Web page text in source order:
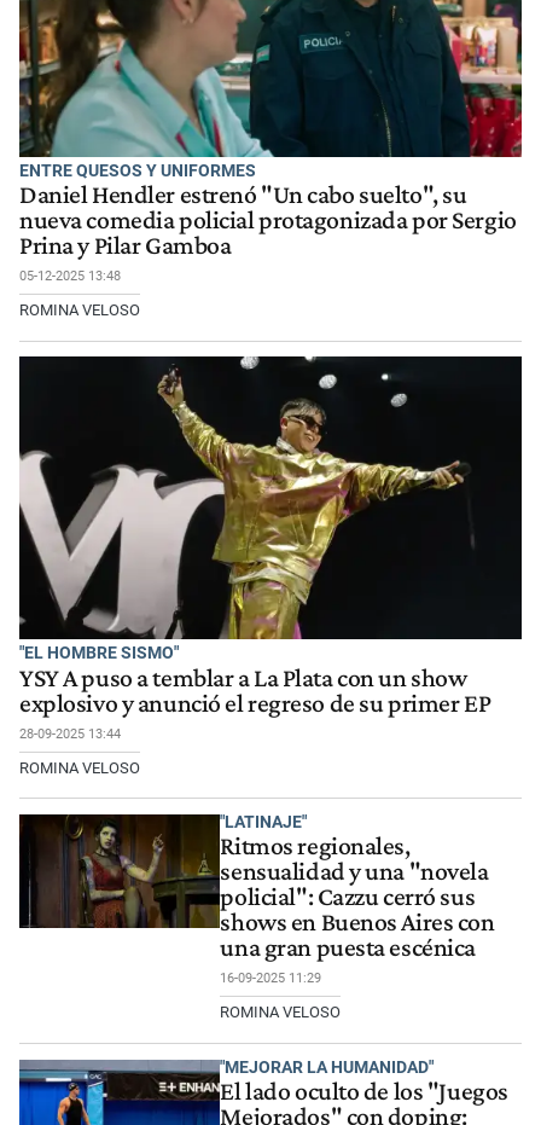
ENTRE QUESOS Y UNIFORMES
Daniel Hendler estrenó "Un cabo suelto", su
nueva comedia policial protagonizada por Sergio
Prina y Pilar Gamboa
05-12-2025 13:48
ROMINA VELOSO
"EL HOMBRE SISMO"
YSY A puso a temblar a La Plata con un show
explosivo y anunció el regreso de su primer EP
28-09-2025 13:44
ROMINA VELOSO
"LATINAJE"
Ritmos regionales,
sensualidad y una "novela
policial": Cazzu cerró sus
shows en Buenos Aires con
una gran puesta escénica
16-09-2025 11:29
ROMINA VELOSO
"MEJORAR LA HUMANIDAD"
El lado oculto de los "Juegos
Mejorados" con doping: